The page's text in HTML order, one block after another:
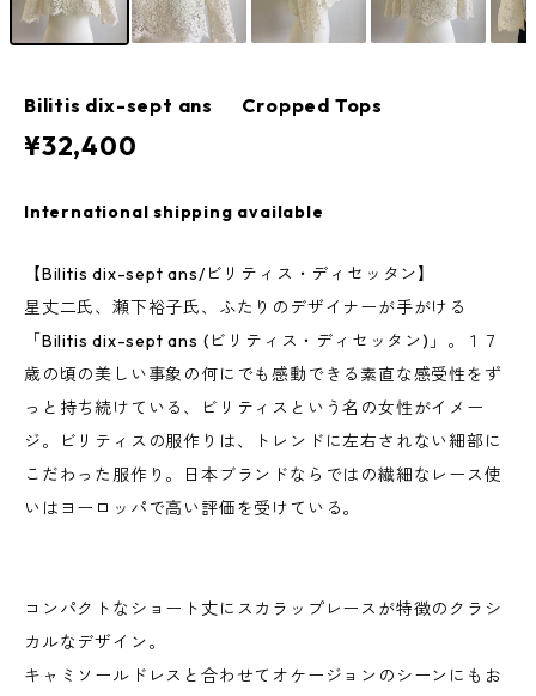
Bilitis dix-sept ans Cropped Tops
¥32,400
International shipping available
【Bilitis dix-sept ans/ビリティス・ディセッタン】
星丈二氏、瀬下裕子氏、ふたりのデザイナーが手がける
「Bilitis dix-sept ans (ビリティス・ディセッタン)」。１７
歳の頃の美しい事象の何にでも感動できる素直な感受性をず
っと持ち続けている、ビリティスという名の女性がイメー
ジ。ビリティスの服作りは、トレンドに左右されない細部に
こだわった服作り。日本ブランドならではの繊細なレース使
いはヨーロッパで高い評価を受けている。
コンパクトなショート丈にスカラップレースが特徴のクラシ
カルなデザイン。
キャミソールドレスと合わせてオケージョンのシーンにもお